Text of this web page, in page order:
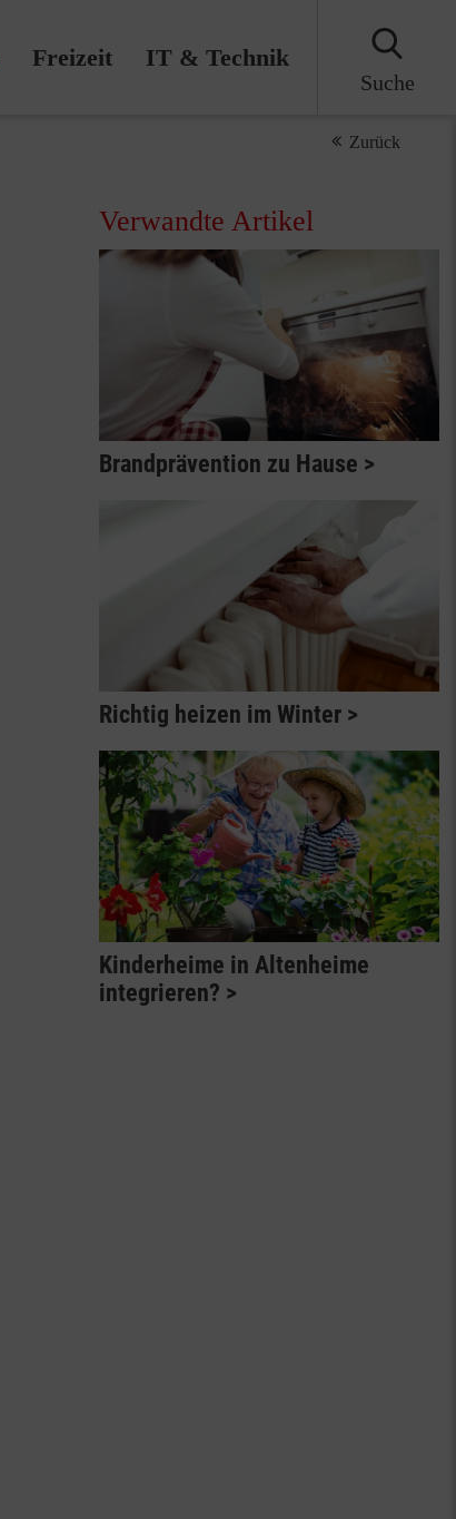
Freizeit IT & Technik
Suche
Zurück
Verwandte Artikel
Brandprävention zu Hause
Richtig heizen im Winter
Kinderheime in Altenheime
integrieren?